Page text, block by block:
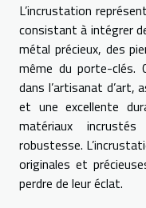
L’incrustation
consistant à intégrer
métal précieux, des
même du porte-clés.
dans l’artisanat d’art,
et une excellente
matériaux
robustesse.
originales et
perdre de leur éclat.